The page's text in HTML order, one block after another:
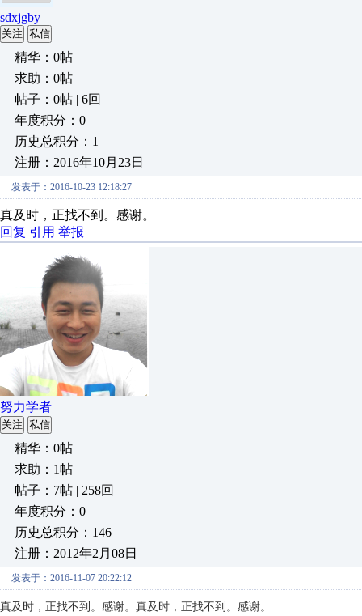
sdxjgby
关注 私信
精华：0帖
求助：0帖
帖子：0帖 | 6回
年度积分：0
历史总积分：1
注册：2016年10月23日
发表于：2016-10-23 12:18:27
真及时，正找不到。感谢。
回复 引用 举报
努力学者
关注 私信
精华：0帖
求助：1帖
帖子：7帖 | 258回
年度积分：0
历史总积分：146
注册：2012年2月08日
发表于：2016-11-07 20:22:12
真及时，正找不到。感谢。 真及时，正找不到。感谢。